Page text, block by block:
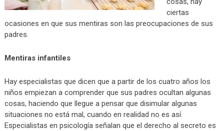
ciertas
ocasiones en que sus mentiras son las preocupaciones de sus
padres.
Mentiras infantiles
Hay especialistas que dicen que a partir de los cuatro años los
niños empiezan a comprender que sus padres ocultan algunas
cosas, haciendo que llegue a pensar que disimular algunas
situaciones no está mal, cuando en realidad no es así.
Especialistas en psicología señalan que el derecho al secreto es